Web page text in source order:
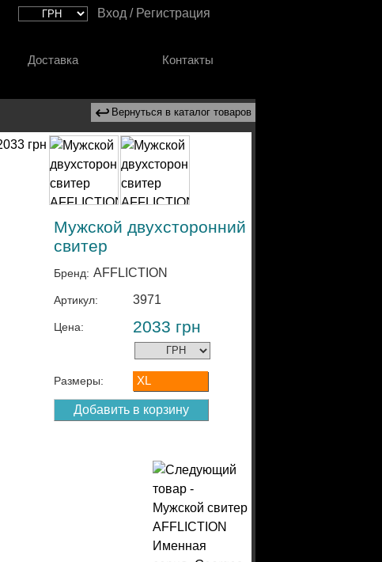
Вход / Регистрация
Доставка Контакты
↩ Вернуться в каталог товаров
Мужской двухсторонний
свитер
Бренд: AFFLICTION
Артикул: 3971
Цена: 2033 грн
Размеры: XL